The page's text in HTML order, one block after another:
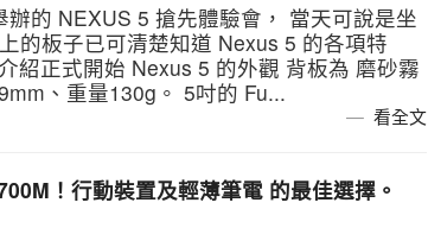
的 NEXUS 5 搶先體驗會， 當天可說是坐
的板子已可清楚知道 Nexus 5 的各項特
紹正式開始 Nexus 5 的外觀 背板為 磨砂霧
、重量130g。 5吋的 Fu...
看全文
！行動裝置及輕薄筆電 的最佳選擇。